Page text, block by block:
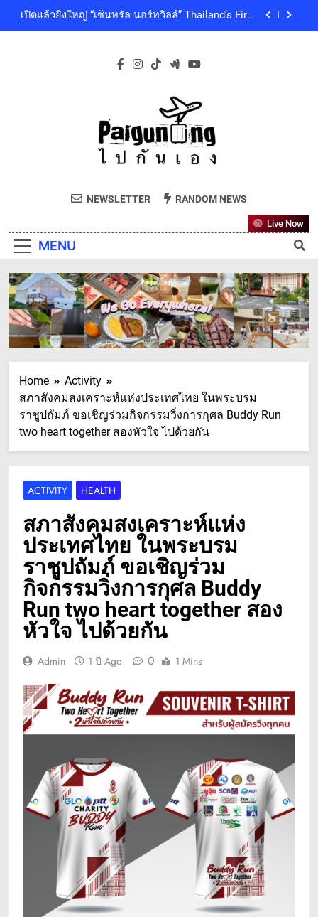
ที่สุด ปักหมุด 19 ธันวาคมนี้ ที่ทองสมบูรณ์คลับ เขา
เปิดแล้วยิ่งใหญ่ “เซ็นทรัล นอร์ทวิลล์” Thailand’s First
Outdoor-Inspired Indoor Shopping Centre ยกระดับ
คุณภาพชีวิตของผู้คนทุกเจเนอเรชัน
ของสมเด็จพระเจ้าลูกเธอ เจ้าฟ้าพัชรกิติยาภา นเรนทิ
โออิชิ จับมือ เอสซีจีซี พัฒนาบรรจุภัณฑ์อาหารรักษ์
เพื่อผู้บริโภคและสิ่งแวดล้อมที่ยั่งยืน
‘GMM SHOW’ ชวนสัมผัสฤดูแห่งความสุขกับ Chang
Cold Brew Cool Club Presents ‘นั่งเล่น 10’ เทศกาล
ดนตรีท่ามกลางธรรมชาติบรรยากาศดีที่สุดและสบาย
ที่สุด ปักหมุด 19 ธันวาคมนี้ ที่ทองสมบูรณ์คลับ เขา
เปิดแล้วยิ่งใหญ่ “เซ็นทรัล นอร์ทวิลล์” Thailand’s First
Outdoor-Inspired Indoor Shopping Centre ยกระดับ
คุณภาพชีวิตของผู้คนทุกเจเนอเรชัน
เซ็นทรัลพัฒนา พร้อมด้วยบริษัทในกลุ่มเซ็นทรัล ร่วม
ราเทพยวดี กรมหลวงราชสาริณีสิริพัชร มหาวัชรราช
ธิดา เป็นล้นพ้น
โออิชิ จับมือ เอสซีจีซี พัฒนาบรรจุภัณฑ์อาหารรักษ์
เพื่อผู้บริโภคและสิ่งแวดล้อมที่ยั่งยืน
Paiguneng.com
NEWSLETTER RANDOM NEWS
MENU
Live Now
Home
Activity
สภาสังคมสงเคราะห์แห่งประเทศไทย ในพระบรม
ราชูปถัมภ์ ขอเชิญร่วมกิจกรรมวิ่งการกุศล Buddy Run
two heart together สองหัวใจ ไปด้วยกัน
ACTIVITY HEALTH
สภาสังคมสงเคราะห์แห่ง
ประเทศไทย ในพระบรม
ราชูปถัมภ์ ขอเชิญร่วม
กิจกรรมวิ่งการกุศล Buddy
Run two heart together สอง
หัวใจ ไปด้วยกัน
Admin 1 ปี Ago 0 1 Mins